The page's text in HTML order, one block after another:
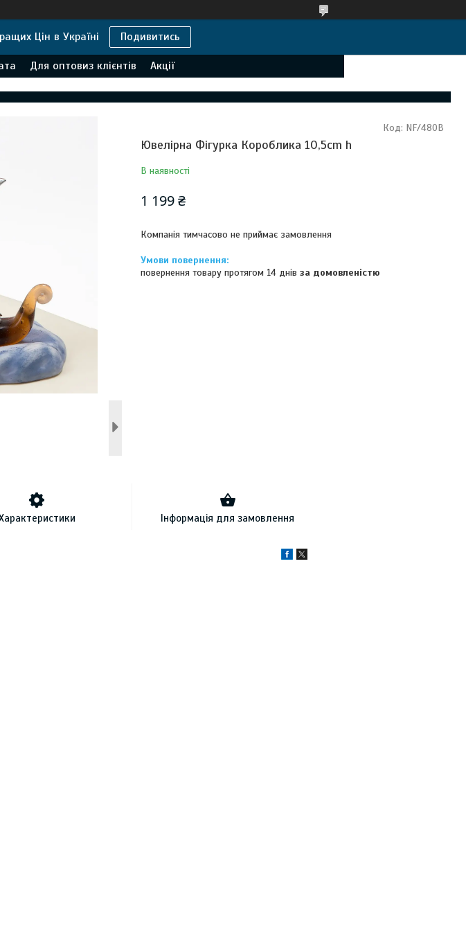
Цін в Україні Подивитись
Для оптовиз клієнтів Акції
Ювелірна Фігурка Короблика 10,5cm h
В наявності
Код: NF/480B
1 199 ₴
Компанія тимчасово не приймає замовлення
повернення товару протягом 14 днівза домовленістю
Інформація для замовлення